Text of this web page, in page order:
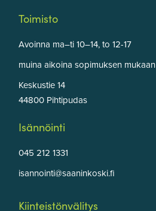
Toimisto
Avoinna ma–ti 10–14, to 12-17
muina aikoina sopimuksen mukaan
Keskustie 14
44800 Pihtipudas
Isännöinti
045 212 1331
isannointi@saaninkoski.fi
Kiinteistönvälitys